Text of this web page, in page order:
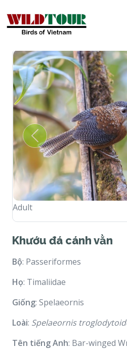
© Long
Previous
Khướu đá cánh vằn
Bộ: Passeriformes
Họ: Timaliidae
Giống: Spelaeornis
Loài: Spelaeornis
Tên tiếng Anh: Bar-winged